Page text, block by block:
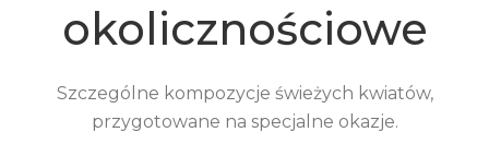
okolicznościowe
Szczególne kompozycje świeżych kwiatów,
przygotowane na specjalne okazje.